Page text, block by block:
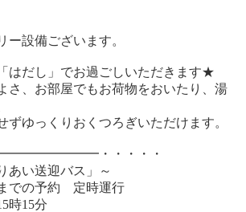
ー設備ございます。
はだし」でお過ごしいただきます★
さ、お部屋でもお荷物をおいたり、湯
ずゆっくりおくつろぎいただけます。
・・・・・
あい送迎バス」～
での予約 定時運行
15分